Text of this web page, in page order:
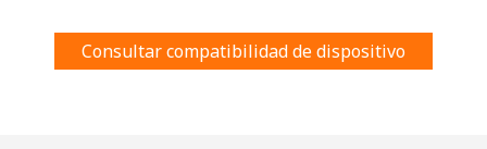
Consultar compatibilidad de dispositivo